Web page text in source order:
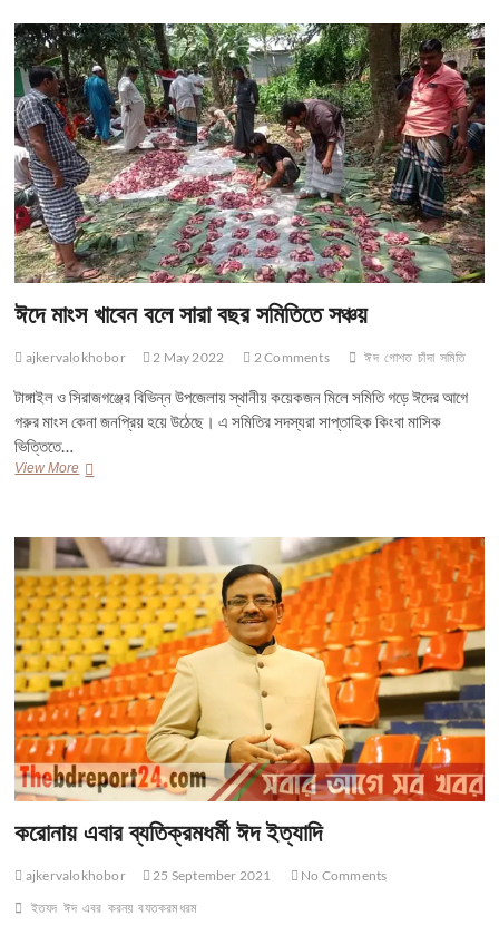
করা
হয়
ঈদে মাংস খাবেন বলে সারা বছর সমিতিতে সঞ্চয়
ajkervalokhobor 2 May 2022 2 Comments ঈদ গোশত চাঁদা সমিতি
টাঙ্গাইল ও সিরাজগঞ্জের বিভিন্ন উপজেলায় স্থানীয় কয়েকজন মিলে সমিতি গড়ে ঈদের আগে
গরুর মাংস কেনা জনপ্রিয় হয়ে উঠেছে। এ সমিতির সদস্যরা সাপ্তাহিক কিংবা মাসিক
ভিত্তিতে…
View Moreঈদে
সারা
বছর
সমিতিতে
সঞ্চয়
করোনায় এবার ব্যতিক্রমধর্মী ঈদ ইত্যাদি
ajkervalokhobor 25 September 2021
No Comments
ইতযদ ঈদ এবর করনয় বযতকরমধরম